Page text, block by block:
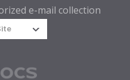
e-mail collection